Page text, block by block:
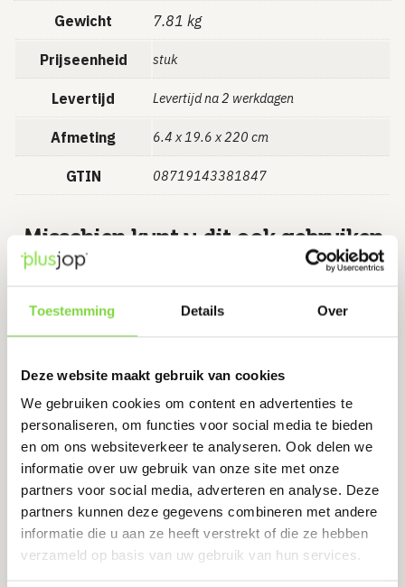
Toestemming Details Over
Deze website maakt gebruik van cookies
We gebruiken cookies om content en advertenties te
personaliseren, om functies voor social media te bieden
en om ons websiteverkeer te analyseren. Ook delen we
informatie over uw gebruik van onze site met onze
partners voor social media, adverteren en analyse. Deze
partners kunnen deze gegevens combineren met andere
informatie die u aan ze heeft verstrekt of die ze hebben
verzameld op basis van uw gebruik van hun services.
Gewicht 7.81 kg
Prijseenheid stuk
Levertijd Levertijd na 2 werkdagen
Afmeting 6.4 x 19.6 x 220 cm
GTIN 08719143381847
Misschien kunt u dit ook gebruiken
€35.03
Bekijk product
Ecotop Premium Bisschopsmuts